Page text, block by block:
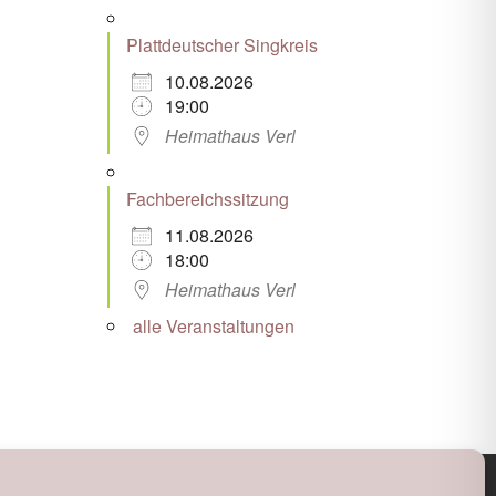
Plattdeutscher Singkreis
10.08.2026
19:00
Heimathaus Verl
Fachbereichssitzung
11.08.2026
18:00
Heimathaus Verl
alle Veranstaltungen